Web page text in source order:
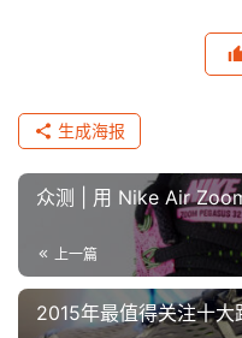
生成海报
众测 | 用 Nike Air
上一篇
2015年最值得关注十大